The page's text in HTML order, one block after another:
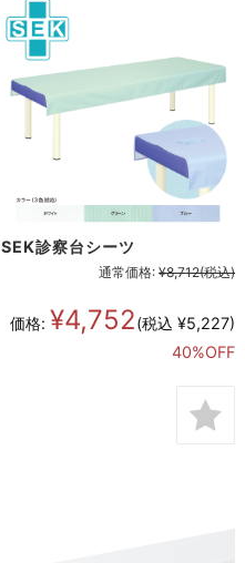
SEK診察台シーツ
通常価格: ¥8,712(税込)
価格: ¥4,752(税込 ¥5,227)
40%OFF